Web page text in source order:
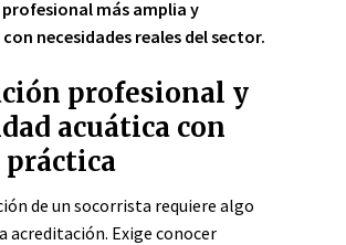
más amplia y
necesidades reales del sector.
profesional y
acuática con
de un socorrista requiere algo
acreditación. Exige conocer